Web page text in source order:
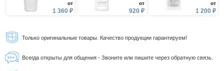
от
1 360 ₽
от
920 ₽
от
1 200 ₽
Только оригинальные товары. Качество продукции гарантируем!
Всегда открыты для общения - Звоните или пишите через обратную связь.